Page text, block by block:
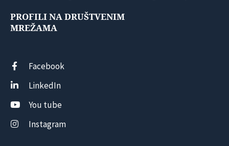
PROFILI NA DRUŠTVENIM
MREŽAMA
Facebook
LinkedIn
You tube
Instagram